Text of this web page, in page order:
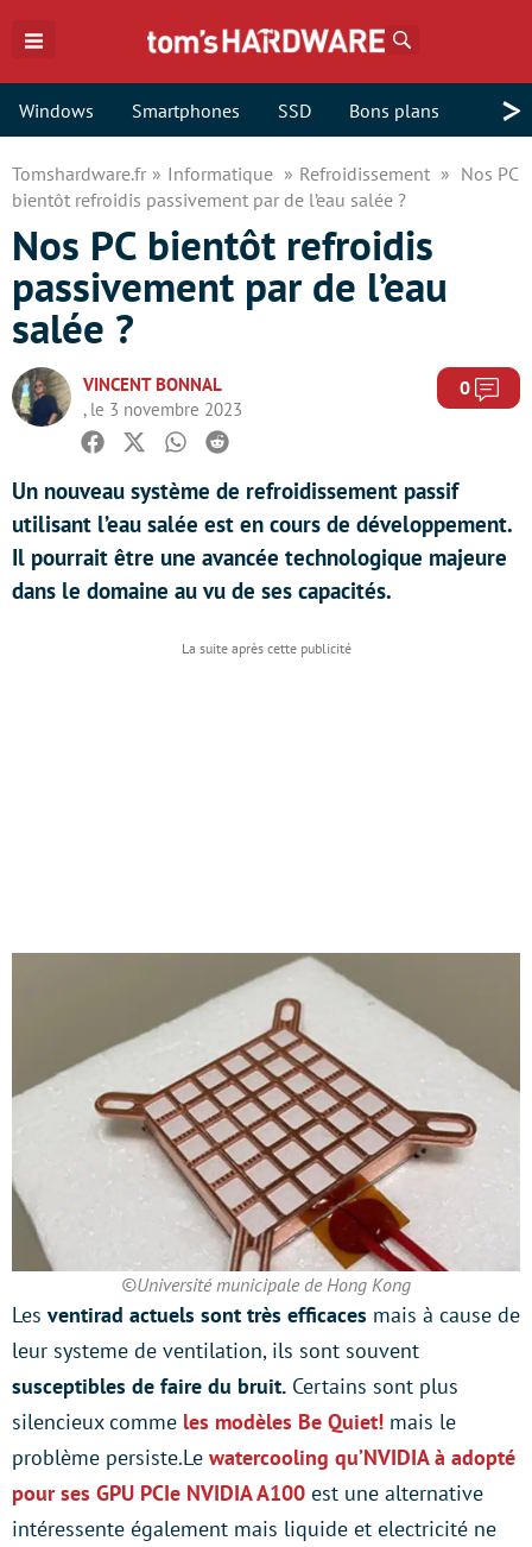
Windows Smartphones SSD Bons plans >
Tomshardware.fr Informatique Refroidissement
Nos PC
bientôt refroidis passivement par de l’eau salée ?
Nos PC bientôt refroidis
passivement par de l’eau
salée ?
VINCENT BONNAL
, le 3 novembre 2023
0
Facebook
TwitterWhatsapp
Reddit
Un nouveau système de refroidissement passif
utilisant l’eau salée est en cours de développement.
Il pourrait être une avancée technologique majeure
dans le domaine au vu de ses capacités.
©Université municipale de Hong Kong
Les ventirad actuels sont très efficaces mais à cause de
leur systeme de ventilation, ils sont souvent
susceptibles de faire du bruit. Certains sont plus
silencieux comme les modèles Be Quiet! mais le
problème persiste.Le watercooling qu’NVIDIA à adopté
pour ses GPU PCIe NVIDIA A100 est une alternative
intéressente également mais liquide et electricité ne